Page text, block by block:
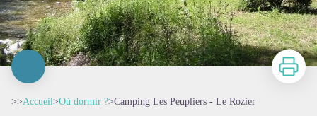
Imprimer
>>Accueil>Où dormir ?>Camping Les Peupliers - Le Rozier